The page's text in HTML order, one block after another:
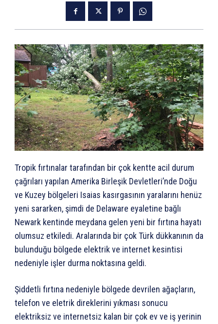
Tropik fırtınalar tarafından bir çok kentte acil durum
çağrıları yapılan Amerika Birleşik Devletleri’nde Doğu
ve Kuzey bölgeleri Isaias kasırgasının yaralarını henüz
yeni sararken, şimdi de Delaware eyaletine bağlı
Newark kentinde meydana gelen yeni bir fırtına hayatı
olumsuz etkiledi. Aralarında bir çok Türk dükkanının da
bulunduğu bölgede elektrik ve internet kesintisi
nedeniyle işler durma noktasına geldi.
Şiddetli fırtına nedeniyle bölgede devrilen ağaçların,
telefon ve eletrik direklerini yıkması sonucu
elektriksiz ve internetsiz kalan bir çok ev ve iş yerinin